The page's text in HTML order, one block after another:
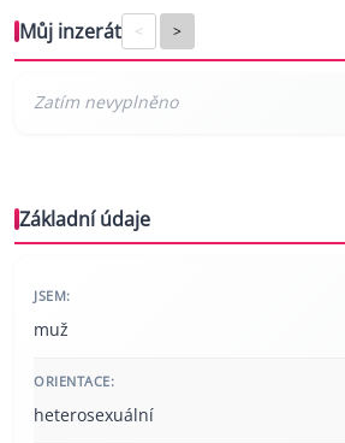
Můj inzerát < >
Základní údaje
JSEM:
muž
ORIENTACE:
heterosexuální